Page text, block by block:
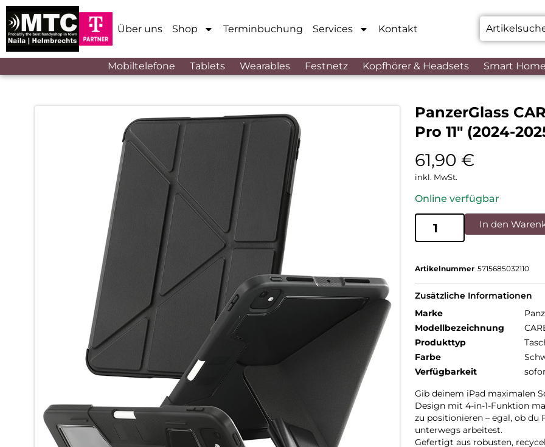
Über uns Shop Terminbuchung Services Kontakt
Mobiltelefone Tablets Wearables Festnetz Kopfhörer & Headsets Smart Home
PanzerGlass
Pro 11″ (2024-
61,90 €
inkl. MwSt.
Online verfügbar
In den
Artikelnummer 5715685032110
Zusätzliche Informationen
Marke
Modellbezeichnung
Produkttyp
Farbe
Verfügbarkeit
Gib deinem iPad maximalen
Design mit 4-in-1-Funktion
zu positionieren – egal, ob du
unterwegs arbeitest.
Gefertigt aus robusten,